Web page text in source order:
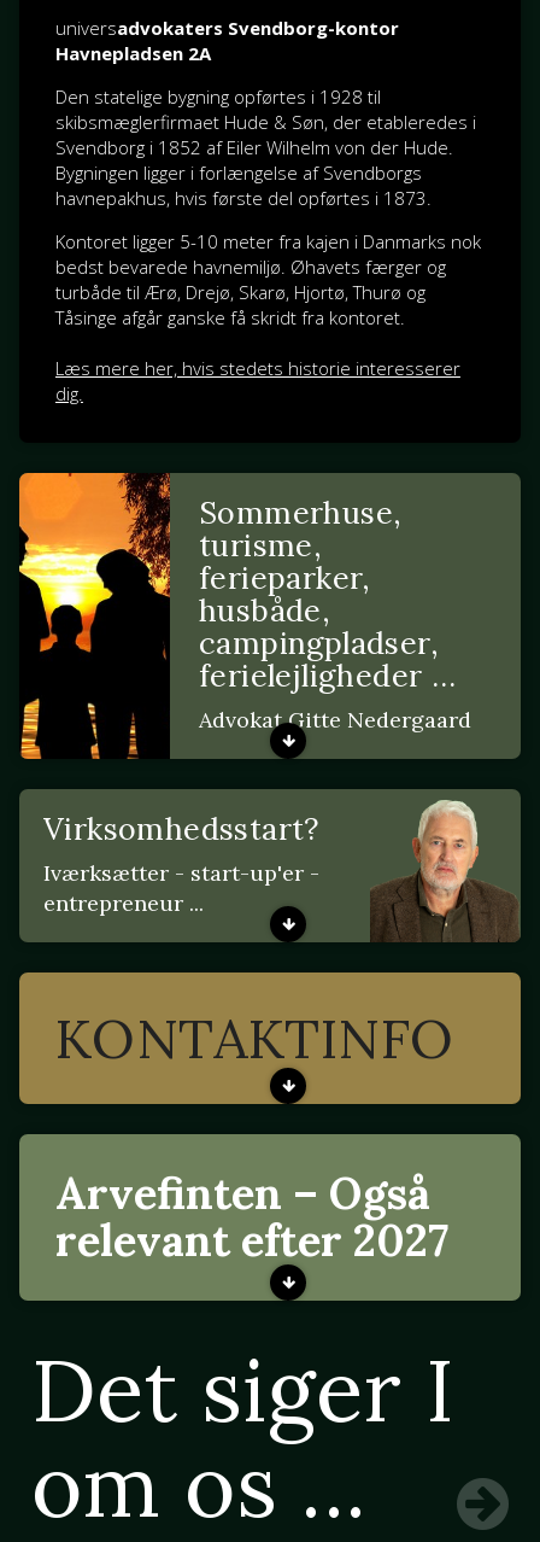
universadvokaters Svendborg-kontor
Havnepladsen 2A
Den statelige bygning opførtes i 1928 til
skibsmæglerfirmaet Hude & Søn, der etableredes i
Svendborg i 1852 af Eiler Wilhelm von der Hude.
Bygningen ligger i forlængelse af Svendborgs
havnepakhus, hvis første del opførtes i 1873.
Kontoret ligger 5-10 meter fra kajen i Danmarks nok
bedst bevarede havnemiljø. Øhavets færger og
turbåde til Ærø, Drejø, Skarø, Hjortø, Thurø og
Tåsinge afgår ganske få skridt fra kontoret.
Læs mere her, hvis stedets historie interesserer
dig.
Sommerhuse,
turisme,
ferieparker,
husbåde,
campingpladser,
ferielejligheder …
Advokat Gitte Nedergaard
Virksomhedsstart?
Iværksætter - start-up'er -
entrepreneur ...
KONTAKTINFO
Arvefinten – Også
relevant efter 2027
Det siger I
om os ...